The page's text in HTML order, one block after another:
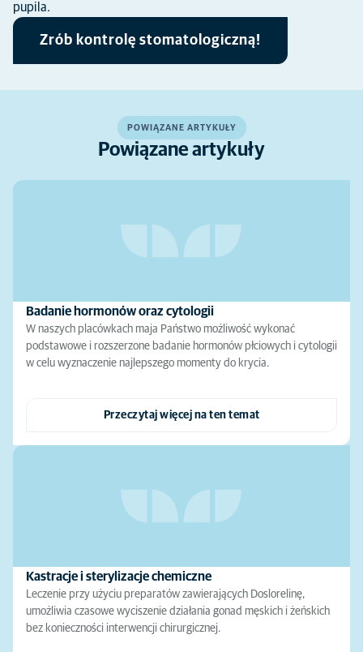
pupila.
Zrób kontrolę stomatologiczną!
POWIĄZANE ARTYKUŁY
Powiązane artykuły
Badanie hormonów oraz cytologii
W naszych placówkach maja Państwo możliwość wykonać
podstawowe i rozszerzone badanie hormonów płciowych i cytologii
w celu wyznaczenie najlepszego momenty do krycia.
Przeczytaj więcej na ten temat
Kastracje i sterylizacje chemiczne
Leczenie przy użyciu preparatów zawierających Doslorelinę,
umożliwia czasowe wyciszenie działania gonad męskich i żeńskich
bez konieczności interwencji chirurgicznej.